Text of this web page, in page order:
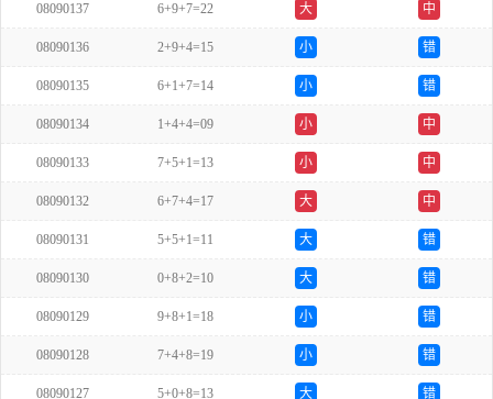
08090137 6+9+7=22 大 中
08090136 2+9+4=15 小 错
08090135 6+1+7=14 小 错
08090134 1+4+4=09 小 中
08090133 7+5+1=13 小 中
08090132 6+7+4=17 大 中
08090131 5+5+1=11 大 错
08090130 0+8+2=10 大 错
08090129 9+8+1=18 小 错
08090128 7+4+8=19 小 错
08090127 5+0+8=13 大 错